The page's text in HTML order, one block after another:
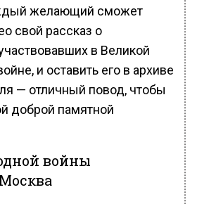
желающий сможет
свой рассказ о
в Великой
и оставить его в архиве
— отличный повод, чтобы
доброй памятной
войны